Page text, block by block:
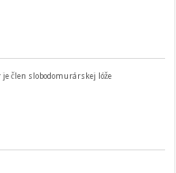
je člen slobodomurárskej lóže